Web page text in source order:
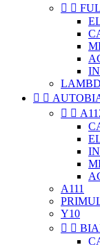
 
 
 
A111
Y10
 